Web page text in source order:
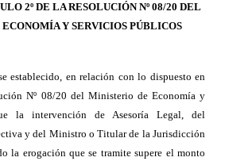
2º DE LA RESOLUCIÓN Nº 08/20 DEL
Y SERVICIOS PÚBLICOS
establecido, en relación con lo dispuesto en
Nº 08/20 del Ministerio de Economía y
la intervención de Asesoría Legal, del
y del Ministro o Titular de la Jurisdicción
la erogación que se tramite supere el monto